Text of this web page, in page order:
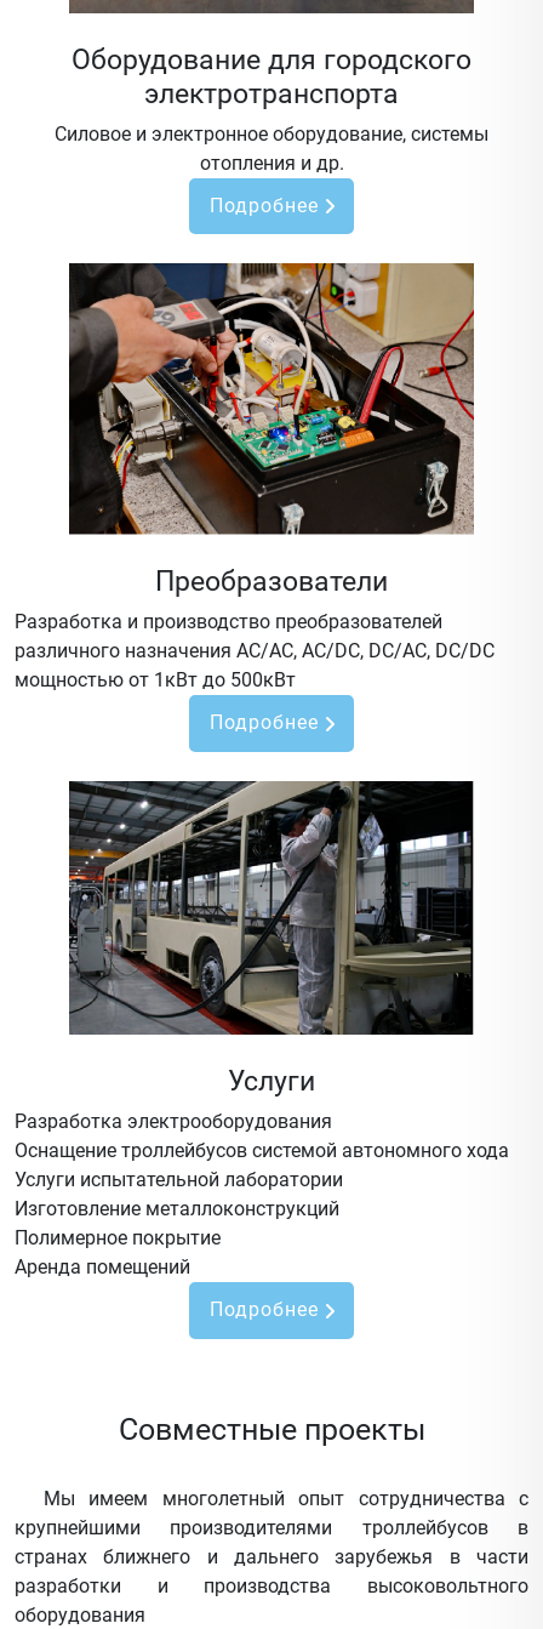
Оборудование для городского
электротранспорта
Силовое и электронное оборудование, системы
отопления и др.
Подробнее
Преобразователи
Разработка и производство преобразователей
различного назначения AC/AC, AC/DC, DC/AC, DC/DC
мощностью от 1кВт до 500кВт
Подробнее
Услуги
Разработка электрооборудования
Оснащение троллейбусов системой автономного хода
Услуги испытательной лаборатории
Изготовление металлоконструкций
Полимерное покрытие
Аренда помещений
Подробнее
Совместные проекты
Мы имеем многолетный опыт сотрудничества с
крупнейшими производителями троллейбусов в
странах ближнего и дальнего зарубежья в части
разработки и производства высоковольтного
оборудования